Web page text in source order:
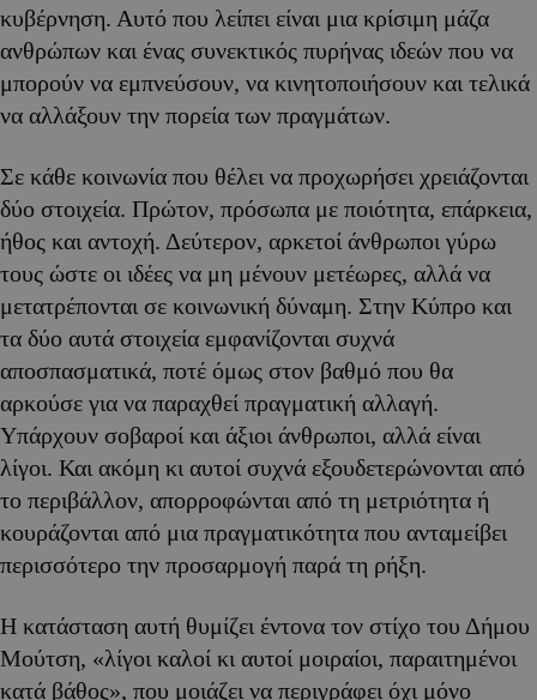
κυβέρνηση. Αυτό που λείπει είναι μια κρίσιμη μάζα
ανθρώπων και ένας συνεκτικός πυρήνας ιδεών που να
μπορούν να εμπνεύσουν, να κινητοποιήσουν και τελικά
να αλλάξουν την πορεία των πραγμάτων.
Σε κάθε κοινωνία που θέλει να προχωρήσει χρειάζονται
δύο στοιχεία. Πρώτον, πρόσωπα με ποιότητα, επάρκεια,
ήθος και αντοχή. Δεύτερον, αρκετοί άνθρωποι γύρω
τους ώστε οι ιδέες να μη μένουν μετέωρες, αλλά να
μετατρέπονται σε κοινωνική δύναμη. Στην Κύπρο και
τα δύο αυτά στοιχεία εμφανίζονται συχνά
αποσπασματικά, ποτέ όμως στον βαθμό που θα
αρκούσε για να παραχθεί πραγματική αλλαγή.
Υπάρχουν σοβαροί και άξιοι άνθρωποι, αλλά είναι
λίγοι. Και ακόμη κι αυτοί συχνά εξουδετερώνονται από
το περιβάλλον, απορροφώνται από τη μετριότητα ή
κουράζονται από μια πραγματικότητα που ανταμείβει
περισσότερο την προσαρμογή παρά τη ρήξη.
Η κατάσταση αυτή θυμίζει έντονα τον στίχο του Δήμου
Μούτση, «λίγοι καλοί κι αυτοί μοιραίοι, παραιτημένοι
κατά βάθος», που μοιάζει να περιγράφει όχι μόνο